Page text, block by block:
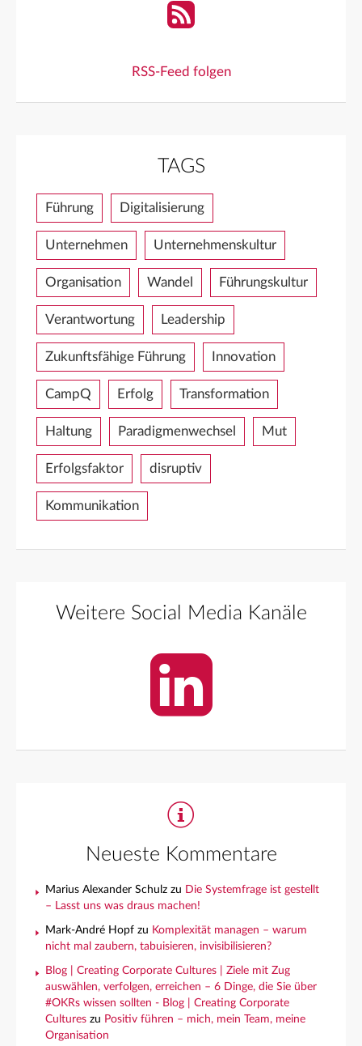
RSS-Feed folgen
TAGS
Führung Digitalisierung
Unternehmen Unternehmenskultur
Organisation Wandel Führungskultur
Verantwortung Leadership
Zukunftsfähige Führung Innovation
CampQ Erfolg Transformation
Haltung Paradigmenwechsel Mut
Erfolgsfaktor disruptiv
Kommunikation
Weitere Social Media Kanäle
Neueste Kommentare
Marius Alexander Schulz zu Die Systemfrage ist gestellt
– Lasst uns was draus machen!
Mark-André Hopf zu Komplexität managen – warum
nicht mal zaubern, tabuisieren, invisibilisieren?
Blog | Creating Corporate Cultures | Ziele mit Zug
auswählen, verfolgen, erreichen – 6 Dinge, die Sie über
#OKRs wissen sollten - Blog | Creating Corporate
Cultures zu Positiv führen – mich, mein Team, meine
Organisation